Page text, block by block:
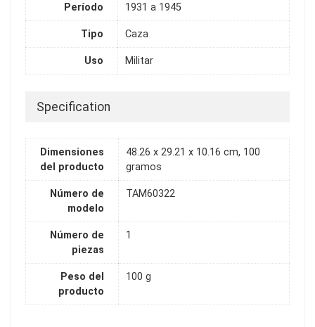
Período 1931 a 1945
Tipo Caza
Uso Militar
Specification
Dimensiones
del producto
48.26 x 29.21 x 10.16 cm, 100
gramos
Número de
modelo
TAM60322
Número de
piezas
1
Peso del
producto
100 g